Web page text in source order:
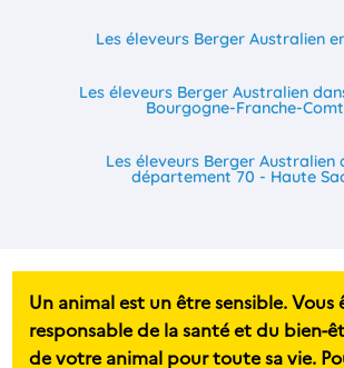
Les éleveurs Berger Australien
Les éleveurs Berger Australien
Bourgogne-Franche-
Les éleveurs Berger Australien
département 70 - Haute
Un animal est un être sensible. Vous
responsable de la santé et du bien-
de votre animal pour toute sa vie.